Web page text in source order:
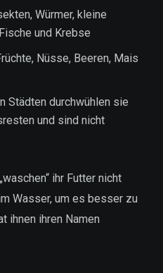
Würmer, kleine
und Krebse
Nüsse, Beeren, Mais
Städten durchwühlen sie
und sind nicht
ihr Futter nicht
Wasser, um es besser zu
ihnen ihren Namen